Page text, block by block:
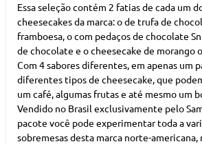
Essa seleção contém 2 fatias de cada um
cheesecakes da marca: o de trufa de
framboesa, o com pedaços de chocolate
de chocolate e o cheesecake de morango
Com 4 sabores diferentes, em apenas um
diferentes tipos de cheesecake, que
um café, algumas frutas e até mesmo um
Vendido no Brasil exclusivamente pelo
pacote você pode experimentar toda a
sobremesas desta marca norte-